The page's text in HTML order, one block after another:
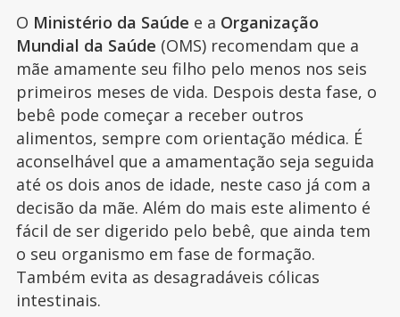
O Ministério da Saúde e a Organização
Mundial da Saúde (OMS) recomendam que a
mãe amamente seu filho pelo menos nos seis
primeiros meses de vida. Despois desta fase, o
bebê pode começar a receber outros
alimentos, sempre com orientação médica. É
aconselhável que a amamentação seja seguida
até os dois anos de idade, neste caso já com a
decisão da mãe. Além do mais este alimento é
fácil de ser digerido pelo bebê, que ainda tem
o seu organismo em fase de formação.
Também evita as desagradáveis cólicas
intestinais.